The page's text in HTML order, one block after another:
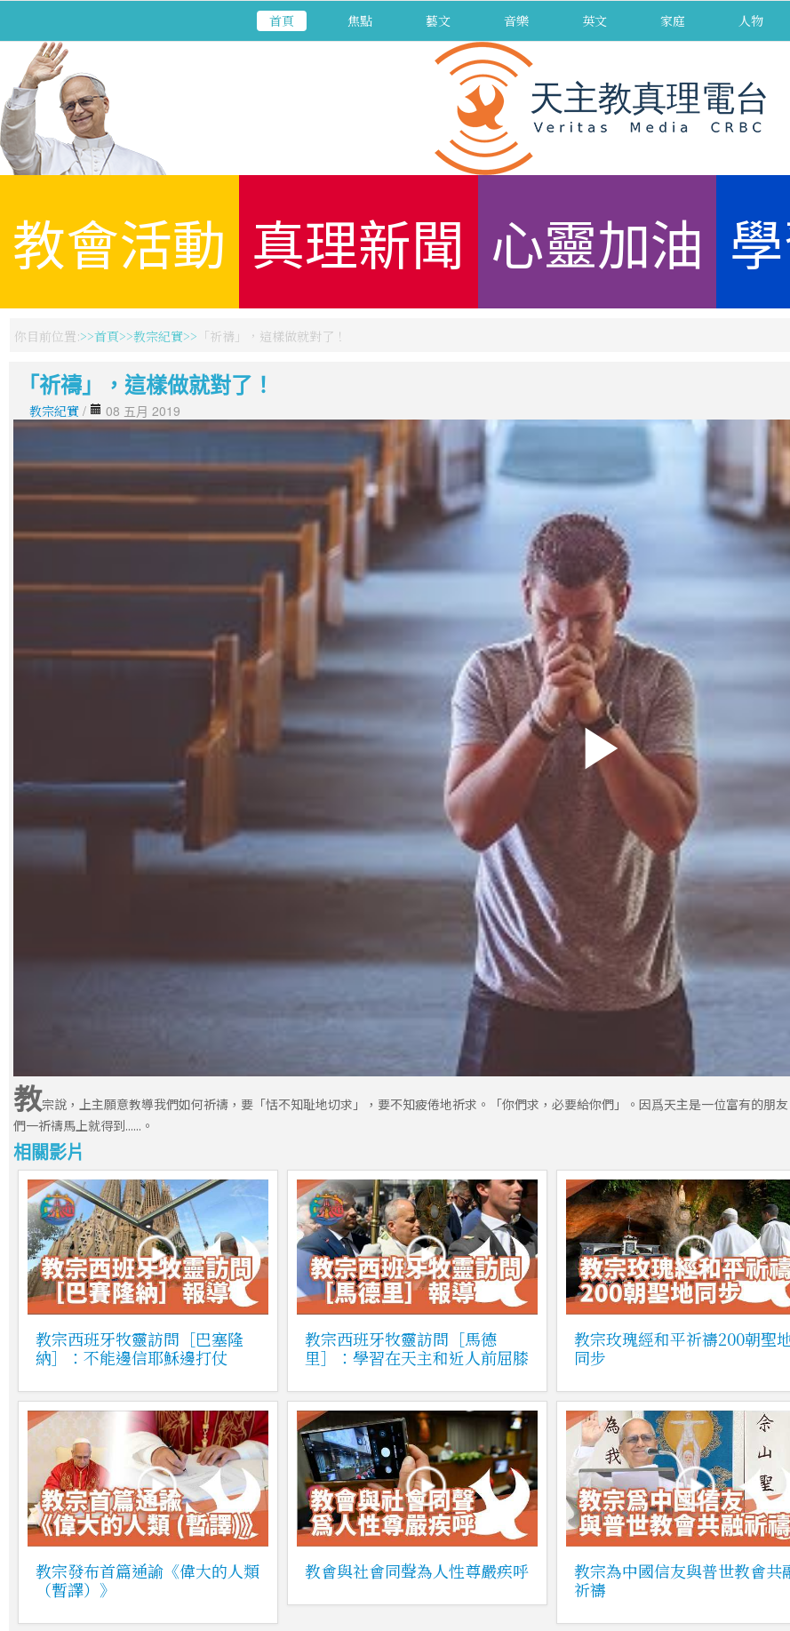
首頁 焦點 藝文 音樂 英文 家庭 人物
教會活動 真理新聞 心靈加油
你目前位置: 首頁 教宗紀實 「祈禱」，這樣做就對了！
「祈禱」，這樣做就對了！
教宗紀實 / 08 五月 2019
教宗說，上主願意教導我們如何祈禱，要「恬不知耻地切求」，要不知疲倦地祈求。「你們求，必要給你們」。因爲天主是一位富有的朋
們一祈禱馬上就得到......。
相關影片
教宗西班牙牧靈訪問［巴塞隆
納］：不能邊信耶穌邊打仗
教宗西班牙牧靈訪問［馬德
里］：學習在天主和近人前屈膝
教宗玫瑰經和平祈禱200朝聖
同步
教宗發布首篇通諭《偉大的人類
（暫譯）》
教會與社會同聲為人性尊嚴疾呼
教宗為中國信友與普世教會共
祈禱